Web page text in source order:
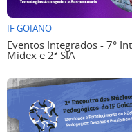
IF GOIANO
Eventos Integrados - 7°
Midex e 2ª SIA